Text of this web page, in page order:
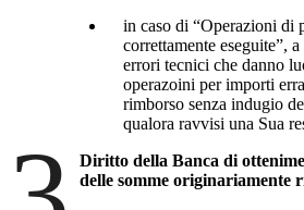
in caso di “Operazioni di
correttamente eseguite”,
errori tecnici che danno
operazoini per importi
rimborso senza indugio
qualora ravvisi una Sua
Diritto della Banca di
delle somme originariamente